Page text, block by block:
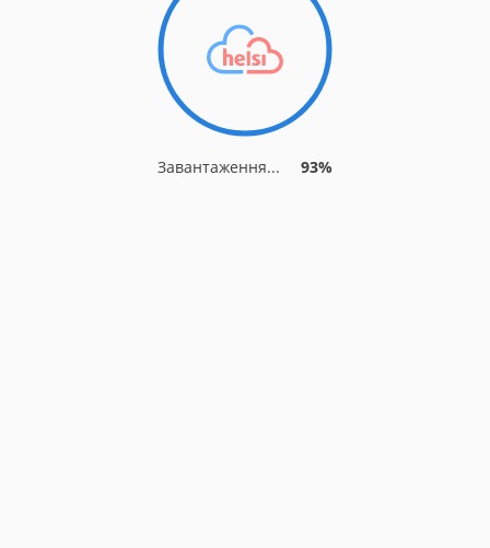
Завантаження... 93%